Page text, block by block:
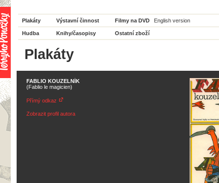
Plakáty Výstavní činnost Filmy na DVD English version
Hudba Knihy/časopisy Ostatní zboží
Plakáty
FABLIO KOUZELNÍK
(Fablio le magicien)
Přímý odkaz
Zobrazit profil autora